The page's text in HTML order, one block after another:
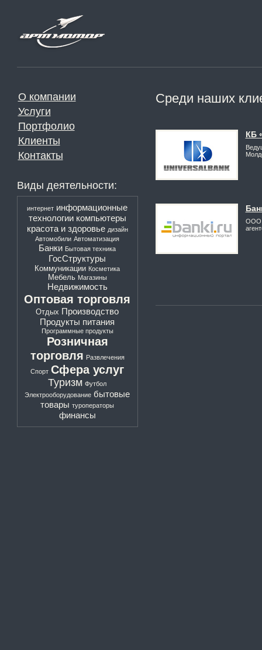
О компании
Услуги
Портфолио
Клиенты
Контакты
Виды деятельности:
интернет информационные
технологии компьютеры
красота и здоровье дизайн
Автомобили Автоматизация
Банки Бытовая техника
ГосСтруктуры
Коммуникации Косметика
Мебель Магазины
Недвижимость
Оптовая торговля
Отдых Производство
Продукты питания
Программные продукты
Розничная
торговля Развлечения
Спорт Сфера услуг
Туризм Футбол
Электрооборудование бытовые
товары туроператоры
финансы
Среди наших
КБ
ООО